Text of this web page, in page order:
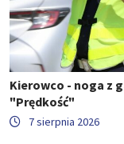
Kierowco - noga z
"Prędkość"
7 sierpnia 2026